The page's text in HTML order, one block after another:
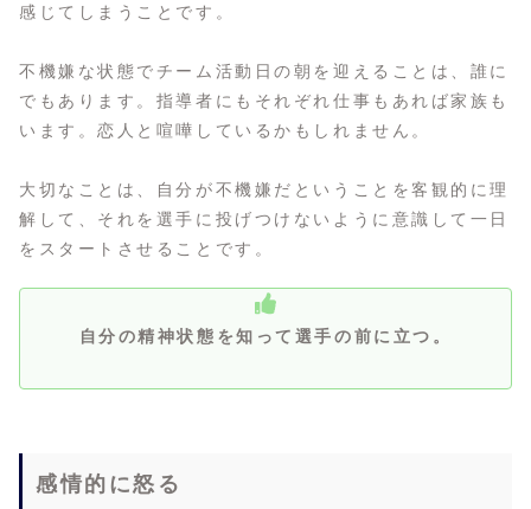
感じてしまうことです。
不機嫌な状態でチーム活動日の朝を迎えることは、誰に
でもあります。指導者にもそれぞれ仕事もあれば家族も
います。恋人と喧嘩しているかもしれません。
大切なことは、自分が不機嫌だということを客観的に理
解して、それを選手に投げつけないように意識して一日
をスタートさせることです。
自分の精神状態を知って選手の前に立つ。
感情的に怒る